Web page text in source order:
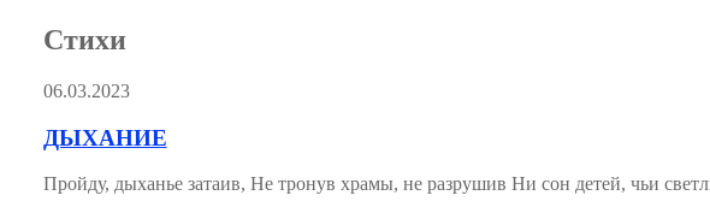
Стихи
06.03.2023
ДЫХАНИЕ
Пройду, дыханье затаив, Не тронув храмы, не разрушив Ни сон детей, чьи